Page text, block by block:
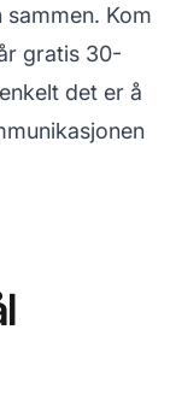
Kom
gratis 30-
det er å